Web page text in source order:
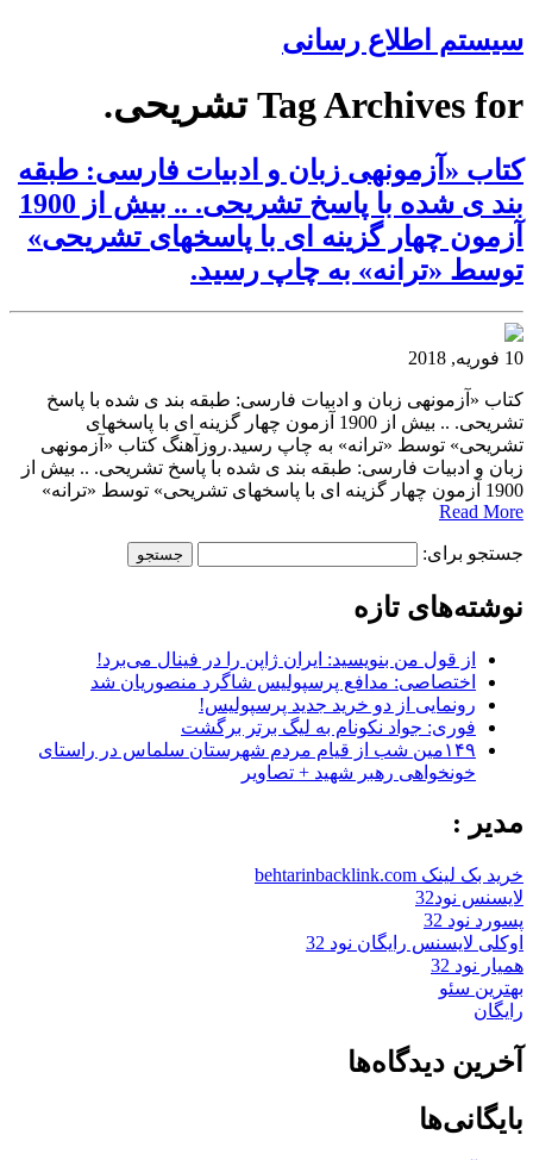
سیستم اطلاع رسانی
Tag Archives for تشریحی.
کتاب «آزمونهی زبان و ادبیات فارسی: طبقه
بند ی شده با پاسخ تشریحی. .. بیش از 1900
آزمون چهار گزینه ای با پاسخهای تشریحی»
توسط «ترانه» به چاپ رسید.
10 فوریه, 2018
کتاب «آزمونهی زبان و ادبیات فارسی: طبقه بند ی شده با پاسخ
تشریحی. .. بیش از 1900 آزمون چهار گزینه ای با پاسخهای
تشریحی» توسط «ترانه» به چاپ رسید.روزآهنگ کتاب «آزمونهی
زبان و ادبیات فارسی: طبقه بند ی شده با پاسخ تشریحی. .. بیش از
1900 آزمون چهار گزینه ای با پاسخهای تشریحی» توسط «ترانه»
Read More
جستجو برای:
نوشته‌های تازه
از قول من بنویسید: ایران ژاپن را در فینال می‌برد!
اختصاصی: مدافع پرسپولیس شاگرد منصوریان شد
رونمایی از دو خرید جدید پرسپولیس!
فوری: جواد نکونام به لیگ برتر برگشت
۱۴۹مین شب از قیام مردم شهرستان سلماس در راستای
خونخواهی رهبر شهید + تصاویر
مدیر :
خرید بک لینک behtarinbacklink.com
لایسنس نود32
پسورد نود 32
اوکلی لایسنس رایگان نود 32
همیار نود 32
بهترین سئو
رایگان
آخرین دیدگاه‌ها
بایگانی‌ها